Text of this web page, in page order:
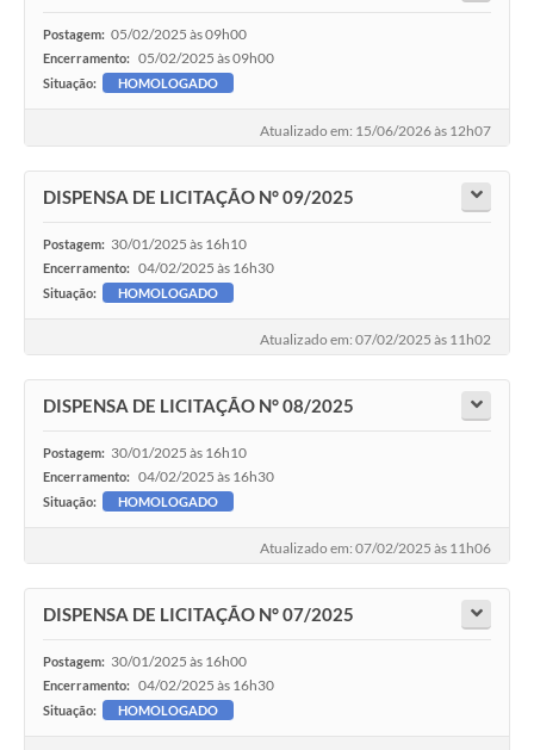
Postagem: 05/02/2025 às 09h00
Encerramento: 05/02/2025 às 09h00
Situação: HOMOLOGADO
Atualizado em: 15/06/2026 às 12h07
DISPENSA DE LICITAÇÃO N° 09/2025
Postagem: 30/01/2025 às 16h10
Encerramento: 04/02/2025 às 16h30
Situação: HOMOLOGADO
Atualizado em: 07/02/2025 às 11h02
DISPENSA DE LICITAÇÃO N° 08/2025
Postagem: 30/01/2025 às 16h10
Encerramento: 04/02/2025 às 16h30
Situação: HOMOLOGADO
Atualizado em: 07/02/2025 às 11h06
DISPENSA DE LICITAÇÃO N° 07/2025
Postagem: 30/01/2025 às 16h00
Encerramento: 04/02/2025 às 16h30
Situação: HOMOLOGADO